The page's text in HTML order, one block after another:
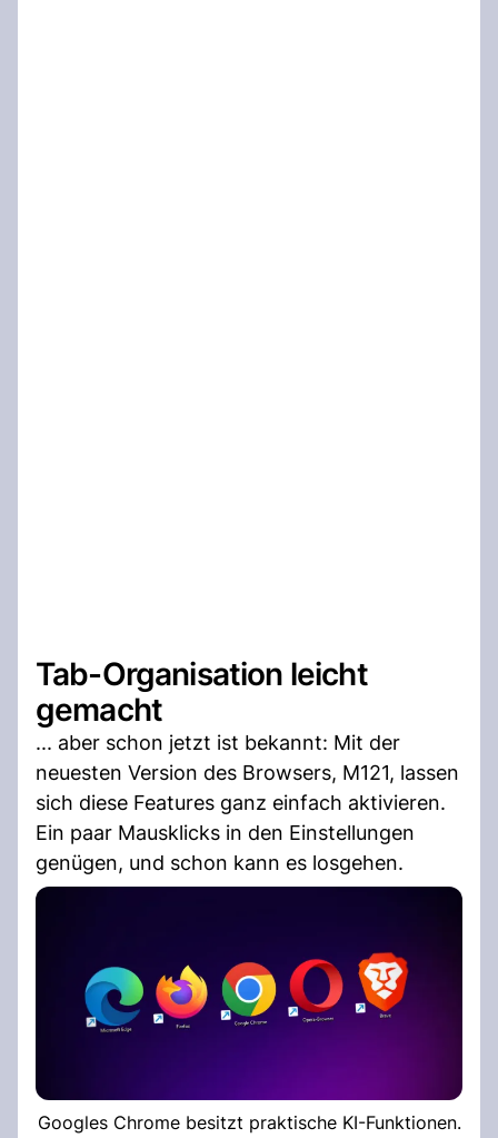
Tab-Organisation leicht
gemacht
... aber schon jetzt ist bekannt: Mit der
neuesten Version des Browsers, M121, lassen
sich diese Features ganz einfach aktivieren.
Ein paar Mausklicks in den Einstellungen
genügen, und schon kann es losgehen.
Googles Chrome besitzt praktische KI-Funktionen.